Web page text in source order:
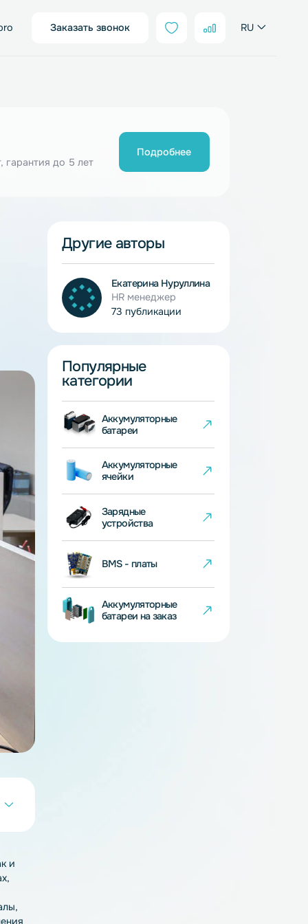
sales@neter.pro Заказать звонок
Другие авторы
Популярные
категории
Аккумуляторные
батареи
Аккумуляторные
Зарядные